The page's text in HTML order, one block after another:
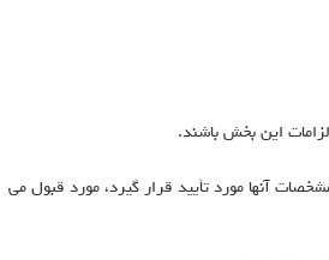
این بخش باشند.
آنها مورد تأیید قرار گیرد، مورد قبول می